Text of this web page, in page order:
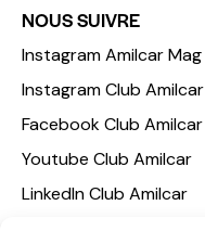
NOUS SUIVRE
Instagram Amilcar Mag
Instagram Club Amilcar
Facebook Club Amilcar
Youtube Club Amilcar
LinkedIn Club Amilcar